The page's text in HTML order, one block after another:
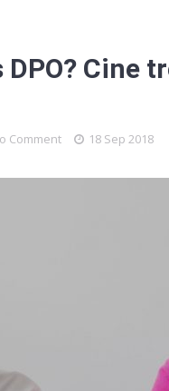
Cine
Comment 18 Sep 2018